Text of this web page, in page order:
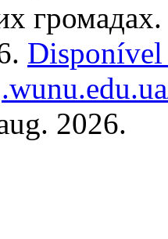
Disponível
2026.